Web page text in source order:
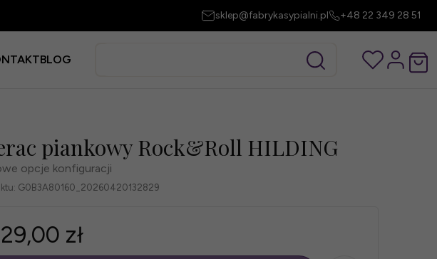
sklep@fabrykasypialni.pl +48 22 349 28 51
BLOG
piankowy Rock&Roll HILDING
opcje konfiguracji
G0B3A80160_20260420132829
zł